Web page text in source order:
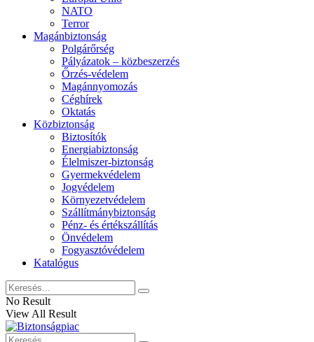
NATO
Terror
Magánbiztonság
Polgárőrség
Pályázatok – közbeszerzés
Őrzés-védelem
Magánnyomozás
Céghírek
Oktatás
Közbiztonság
Biztosítók
Energiabiztonság
Élelmiszer-biztonság
Gyermekvédelem
Jogvédelem
Környezetvédelem
Szállítmánybiztonság
Pénz- és értékszállítás
Önvédelem
Fogyasztóvédelem
Katalógus
No Result
View All Result